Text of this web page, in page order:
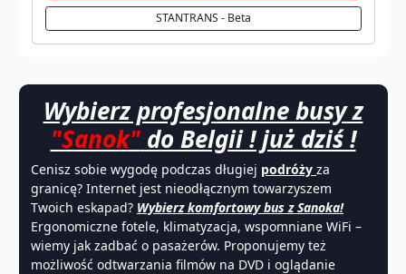
STANTRANS - Beta
Wybierz profesjonalne busy z
"Sanok"do Belgii ! już dziś !
Cenisz sobie wygodę podczas długiej podróży za
granicę? Internet jest nieodłącznym towarzyszem
Twoich eskapad? Wybierz komfortowy bus z Sanoka!
Ergonomiczne fotele, klimatyzacja, wspomniane WiFi –
wiemy jak zadbać o pasażerów. Proponujemy też
możliwość odtwarzania filmów na DVD i oglądanie